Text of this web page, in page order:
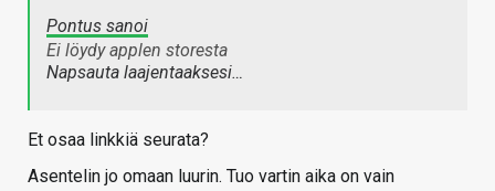
Pontus sanoi
Ei löydy applen storesta
Napsauta laajentaaksesi…
Et osaa linkkiä seurata?
Asentelin jo omaan luurin. Tuo vartin aika on vain